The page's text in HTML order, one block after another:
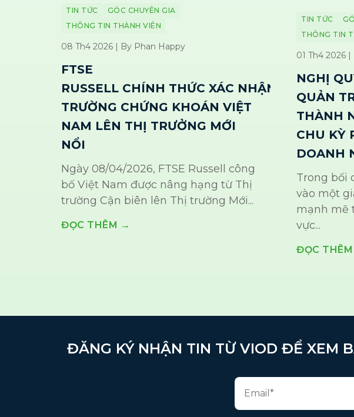
TIN TỨC
GÓC CHUYÊN GIA
THÔNG TIN THÀNH VIÊN
08 Th4 2026 | By Phan Happy
FTSE
RUSSELL CHÍNH THỨC XÁC NHẬN THỊ
TRƯỜNG CHỨNG KHOÁN VIỆT
NAM LÊN THỊ TRƯỞNG MỚI
NỔI
Ngày 08/04/2026, FTSE Russell công
bố Việt Nam được nâng hạng từ Thị
trường Cận biên lên Thị trường Mới...
ĐỌC THÊM →
TIN TỨC
THÔNG TIN
01 Th4 2026
NGHỊ
QUẢN
THÀNH
CHU KỲ
DOANH
Trong bối
vào một
mạnh mẽ
vực...
ĐỌC
ĐĂNG KÝ NHẬN TIN TỪ VIOD ĐỂ XEM